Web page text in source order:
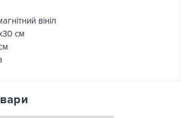
вініл
см